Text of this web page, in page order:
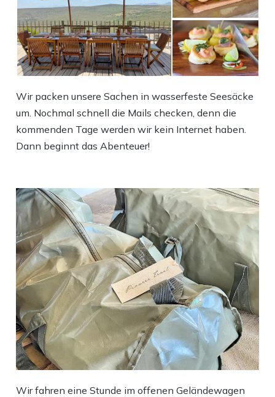
Wir packen unsere Sachen in wasserfeste Seesäcke
um. Nochmal schnell die Mails checken, denn die
kommenden Tage werden wir kein Internet haben.
Dann beginnt das Abenteuer!
Wir fahren eine Stunde im offenen Geländewagen